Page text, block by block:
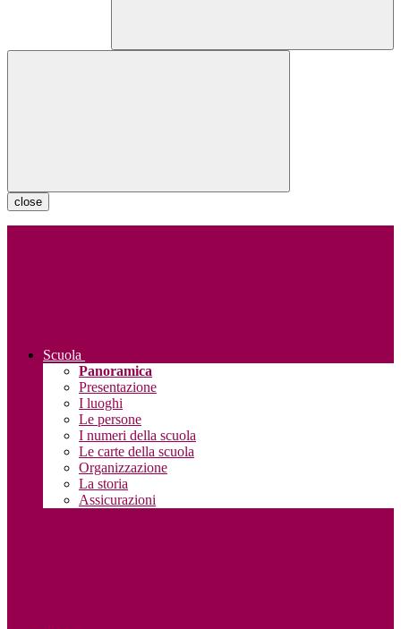
close
Scuola
Panoramica
Presentazione
I luoghi
Le persone
I numeri della scuola
Le carte della scuola
Organizzazione
La storia
Assicurazioni